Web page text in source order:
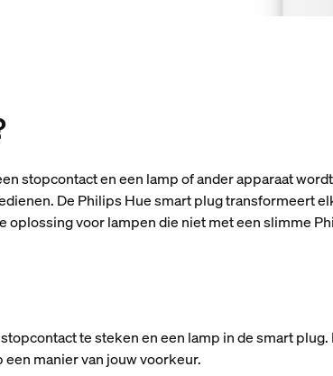
stopcontact en een lamp of ander apparaat
De Philips Hue smart plug transformeert
oplossing voor lampen die niet met een slimme
te steken en een lamp in de smart
manier van jouw voorkeur.